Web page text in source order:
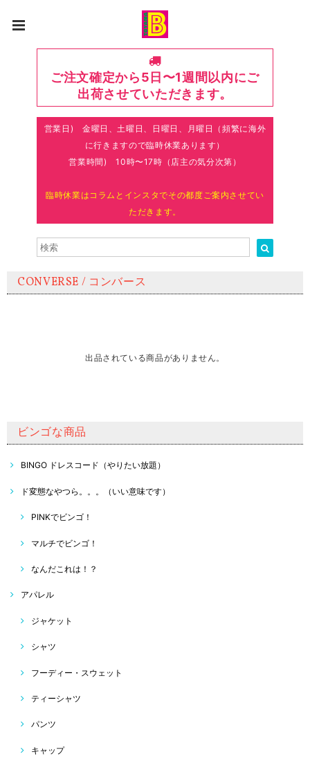
ご注文確定から5日〜1週間以内にご
出荷させていただきます。
営業日) 金曜日、土曜日、日曜日、月曜日（頻繁に海外
に行きますので臨時休業あります）
営業時間) 10時〜17時（店主の気分次第）
臨時休業はコラムとインスタでその都度ご案内させてい
ただきます。
CONVERSE / コンバース
出品されている商品がありません。
ビンゴな商品
BINGO ドレスコード（やりたい放題）
ド変態なやつら。。。（いい意味です）
PINKでビンゴ！
マルチでビンゴ！
なんだこれは！？
アパレル
ジャケット
シャツ
フーディー・スウェット
ティーシャツ
パンツ
キャップ